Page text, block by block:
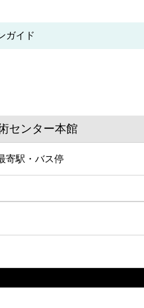
ガイド
センター本館
寄駅・バス停